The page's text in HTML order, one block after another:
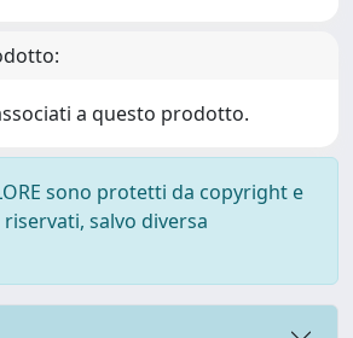
a questo prodotto.
sono protetti da copyright e
salvo diversa